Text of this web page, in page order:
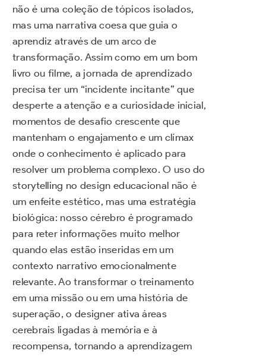
não é uma coleção de tópicos isolados,
mas uma narrativa coesa que guia o
aprendiz através de um arco de
transformação. Assim como em um bom
livro ou filme, a jornada de aprendizado
precisa ter um “incidente incitante” que
desperte a atenção e a curiosidade inicial,
momentos de desafio crescente que
mantenham o engajamento e um clímax
onde o conhecimento é aplicado para
resolver um problema complexo. O uso do
storytelling no design educacional não é
um enfeite estético, mas uma estratégia
biológica: nosso cérebro é programado
para reter informações muito melhor
quando elas estão inseridas em um
contexto narrativo emocionalmente
relevante. Ao transformar o treinamento
em uma missão ou em uma história de
superação, o designer ativa áreas
cerebrais ligadas à memória e à
recompensa, tornando a aprendizagem